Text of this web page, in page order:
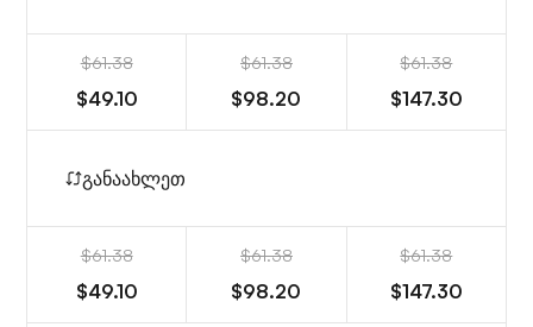
$61.38
$49.10
$61.38
$98.20
$61.38
$147.30
განაახლეთ
$61.38
$49.10
$61.38
$98.20
$61.38
$147.30